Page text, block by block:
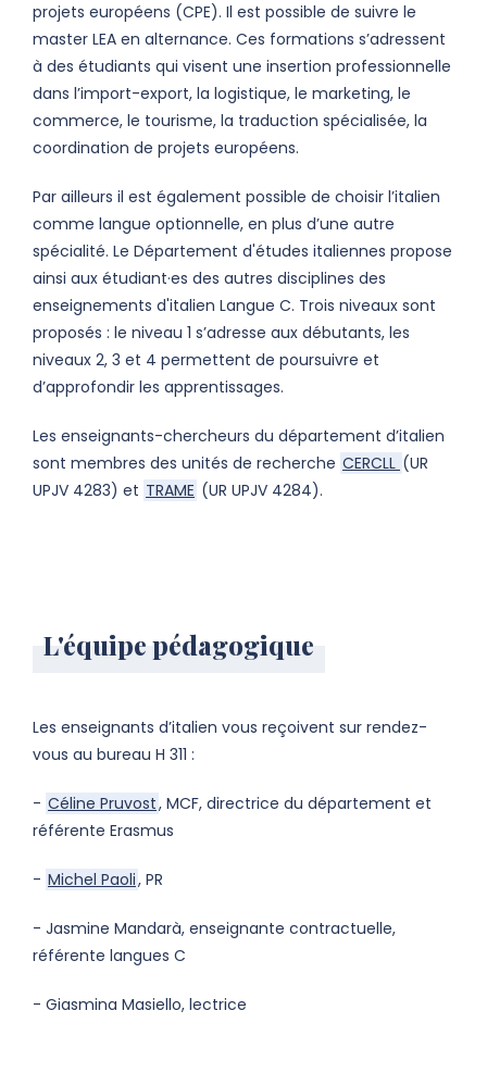
projets européens (CPE). Il est possible de suivre le
master LEA en alternance. Ces formations s’adressent
à des étudiants qui visent une insertion professionnelle
dans l’import-export, la logistique, le marketing, le
commerce, le tourisme, la traduction spécialisée, la
coordination de projets européens.
Par ailleurs il est également possible de choisir l’italien
comme langue optionnelle, en plus d’une autre
spécialité. Le Département d'études italiennes propose
ainsi aux étudiant·es des autres disciplines des
enseignements d'italien Langue C. Trois niveaux sont
proposés : le niveau 1 s’adresse aux débutants, les
niveaux 2, 3 et 4 permettent de poursuivre et
d’approfondir les apprentissages.
Les enseignants-chercheurs du département d’italien
sont membres des unités de recherche CERCLL (UR
UPJV 4283) et TRAME (UR UPJV 4284).
L'équipe pédagogique
Les enseignants d’italien vous reçoivent sur rendez-
vous au bureau H 311 :
- Céline Pruvost, MCF, directrice du département et
référente Erasmus
- Michel Paoli, PR
- Jasmine Mandarà, enseignante contractuelle,
référente langues C
- Giasmina Masiello, lectrice